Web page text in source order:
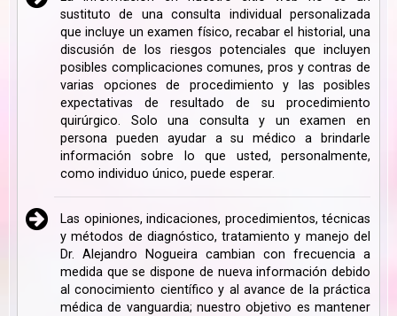
sustituto de una consulta individual personalizada
que incluye un examen físico, recabar el historial, una
discusión de los riesgos potenciales que incluyen
posibles complicaciones comunes, pros y contras de
varias opciones de procedimiento y las posibles
expectativas de resultado de su procedimiento
quirúrgico. Solo una consulta y un examen en
persona pueden ayudar a su médico a brindarle
información sobre lo que usted, personalmente,
como individuo único, puede esperar.
Las opiniones, indicaciones, procedimientos, técnicas
y métodos de diagnóstico, tratamiento y manejo del
Dr. Alejandro Nogueira cambian con frecuencia a
medida que se dispone de nueva información debido
al conocimiento científico y al avance de la práctica
médica de vanguardia; nuestro objetivo es mantener